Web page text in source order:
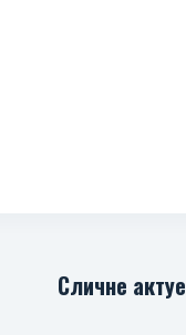
Сличне